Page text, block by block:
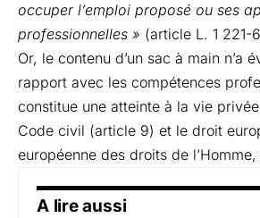
occuper l’emploi proposé ou ses
professionnelles » (article L. 1 221-6
Or, le contenu d’un sac à main n’a
rapport avec les compétences
constitue une atteinte à la vie
Code civil (article 9) et le droit
européenne des droits de
A lire aussi